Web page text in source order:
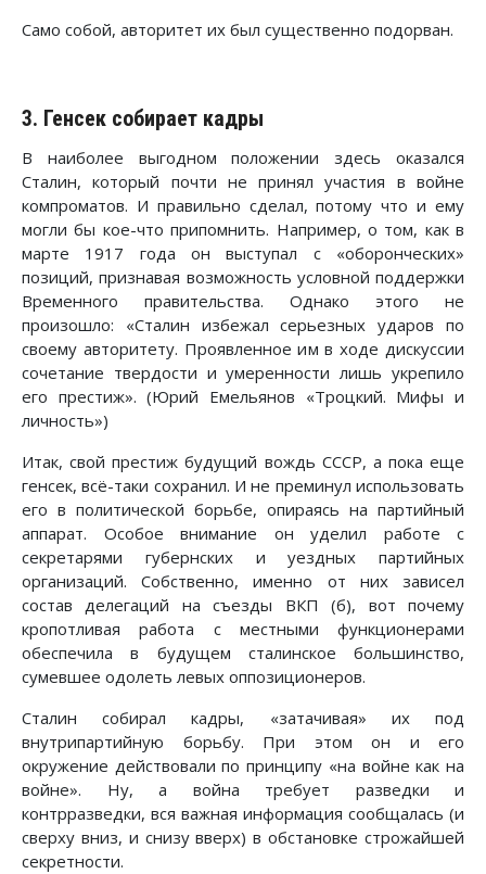
Само собой, авторитет их был существенно подорван.
3. Генсек собирает кадры
В наиболее выгодном положении здесь оказался
Сталин, который почти не принял участия в войне
компроматов. И правильно сделал, потому что и ему
могли бы кое-что припомнить. Например, о том, как в
марте 1917 года он выступал с «оборонческих»
позиций, признавая возможность условной поддержки
Временного правительства. Однако этого не
произошло: «Сталин избежал серьезных ударов по
своему авторитету. Проявленное им в ходе дискуссии
сочетание твердости и умеренности лишь укрепило
его престиж». (Юрий Емельянов «Троцкий. Мифы и
личность»)
Итак, свой престиж будущий вождь СССР, а пока еще
генсек, всё-таки сохранил. И не преминул использовать
его в политической борьбе, опираясь на партийный
аппарат. Особое внимание он уделил работе с
секретарями губернских и уездных партийных
организаций. Собственно, именно от них зависел
состав делегаций на съезды ВКП (б), вот почему
кропотливая работа с местными функционерами
обеспечила в будущем сталинское большинство,
сумевшее одолеть левых оппозиционеров.
Сталин собирал кадры, «затачивая» их под
внутрипартийную борьбу. При этом он и его
окружение действовали по принципу «на войне как на
войне». Ну, а война требует разведки и
контрразведки, вся важная информация сообщалась (и
сверху вниз, и снизу вверх) в обстановке строжайшей
секретности.